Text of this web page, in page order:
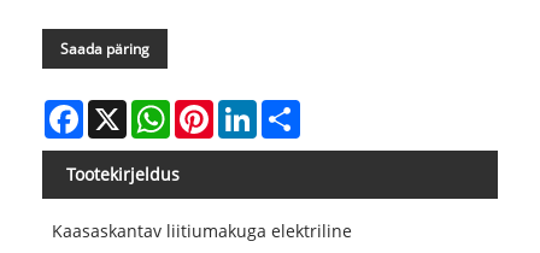
Saada päring
Facebook
X WhatsAppPinterestLinkedIn
Tootekirjeldus
Kaasaskantav liitiumakuga elektriline